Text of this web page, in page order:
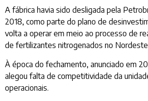
A fábrica havia sido desligada pela
2018, como parte do plano de
volta a operar em meio ao processo de
de fertilizantes nitrogenados no
À época do fechamento, anunciado em
alegou falta de competitividade da
operacionais.